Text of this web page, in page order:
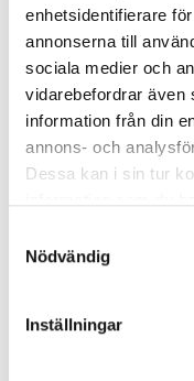
enhetsidentifierare
annonserna till
sociala medier och
vidarebefordrar även
information från din
annons- och
Dessa kan i sin tur
Nödvändig
Inställningar
Okänt
Simskola
Start: Onsdag 2026-
Tid: 17:10-17:40
Okänt